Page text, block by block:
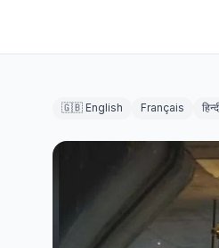
🇬🇧 English Français